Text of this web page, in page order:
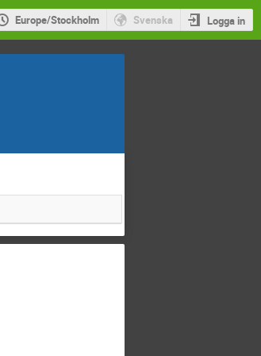
Europe/Stockholm Svenska Logga in